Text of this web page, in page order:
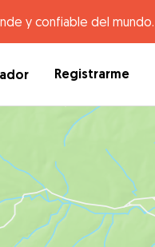
y confiable del mundo.
Registrarme